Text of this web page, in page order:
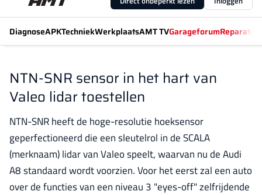
DiagnoseAPKTechniekWerkplaatsAMT TVGarageforum
NTN-SNR sensor in het hart van
Valeo lidar toestellen
NTN-SNR heeft de hoge-resolutie hoeksensor
geperfectioneerd die een sleutelrol in de SCALA
(merknaam) lidar van Valeo speelt, waarvan nu de Audi
A8 standaard wordt voorzien. Voor het eerst zal een auto
over de functies van een niveau 3 "eyes-off" zelfrijdende